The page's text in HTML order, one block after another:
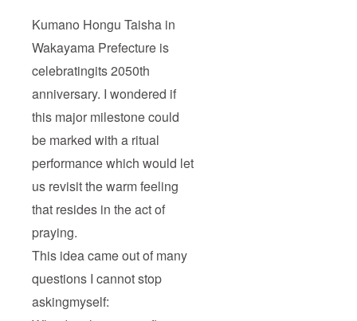
Kumano Hongu Taisha in
Wakayama Prefecture is
celebratingits 2050th
anniversary. I wondered if
this major milestone could
be marked with a ritual
performance which would let
us revisit the warm feeling
that resides in the act of
praying.
This idea came out of many
questions I cannot stop
askingmyself: